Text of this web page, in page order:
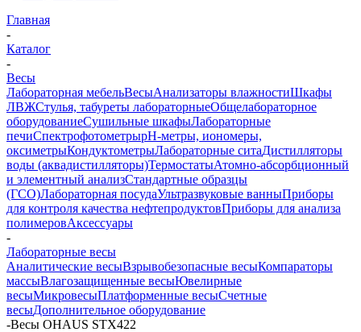
Главная
-
Каталог
-
Весы
Лабораторная мебельВесыАнализаторы влажностиШкафы
ЛВЖСтулья, табуреты лабораторныеОбщелабораторное
оборудованиеСушильные шкафыЛабораторные
печиСпектрофотометрыpH-метры, иономеры,
оксиметрыКондуктометрыЛабораторные ситаДистилляторы
воды (аквадистилляторы)ТермостатыАтомно-абсорбционный
и элементный анализСтандартные образцы
(ГСО)Лабораторная посудаУльтразвуковые ванныПриборы
для контроля качества нефтепродуктовПриборы для анализа
полимеровАксессуары
-
Лабораторные весы
Аналитические весыВзрывобезопасные весыКомпараторы
массыВлагозащищенные весыЮвелирные
весыМикровесыПлатформенные весыСчетные
весыДополнительное оборудование
-Весы OHAUS STX422